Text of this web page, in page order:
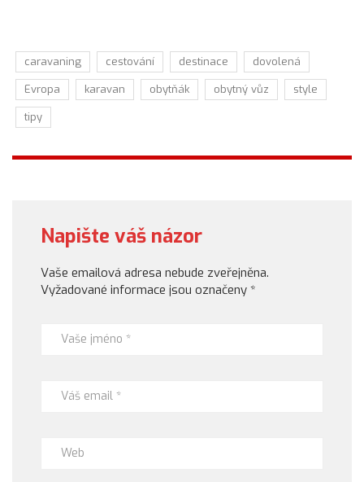
caravaning cestování destinace
dovolená
Evropa
karavan obytňák obytný vůz
style
tipy
Napište váš názor
Vaše emailová adresa nebude zveřejněna.
Vyžadované informace jsou označeny *